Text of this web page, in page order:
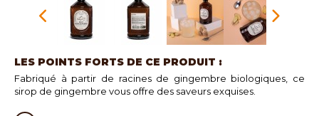
LES POINTS FORTS DE CE PRODUIT :
Fabriqué à partir de racines de gingembre biologiques, ce
sirop de gingembre vous offre des saveurs exquises.